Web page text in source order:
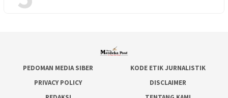
PEDOMAN MEDIA SIBER
KODE ETIK JURNALISTIK
PRIVACY POLICY
DISCLAIMER